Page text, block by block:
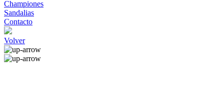
Championes
Sandalias
Contacto
Volver